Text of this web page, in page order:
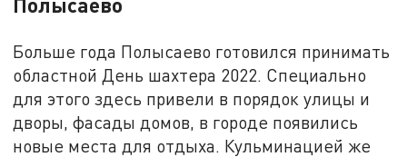
Больше года Полысаево готовился принимать
областной День шахтера 2022. Специально
для этого здесь привели в порядок улицы и
дворы, фасады домов, в городе появились
новые места для отдыха. Кульминацией же